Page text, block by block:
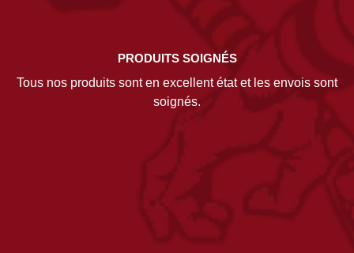
PRODUITS SOIGNÉS
Tous nos produits sont en excellent état et les envois sont
soignés.